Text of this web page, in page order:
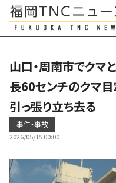
山口・周南市でク
長60センチのクマ
引っ張り立ち去る
事件・事故
2026/05/15 00:00